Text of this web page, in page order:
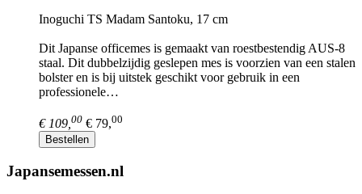
Inoguchi TS Madam Santoku, 17 cm
Dit Japanse officemes is gemaakt van roestbestendig AUS-8
staal. Dit dubbelzijdig geslepen mes is voorzien van een stalen
bolster en is bij uitstek geschikt voor gebruik in een
professionele…
€ 109, 00 € 79,00
Bestellen
Japansemessen.nl